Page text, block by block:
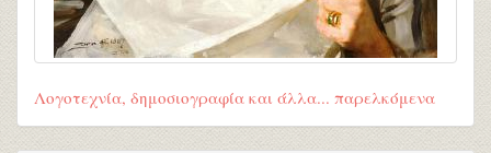
Λογοτεχνία, δημοσιογραφία και άλλα... παρελκόμενα